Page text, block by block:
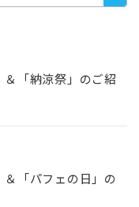
「納涼祭」のご紹
「パフェの日」の